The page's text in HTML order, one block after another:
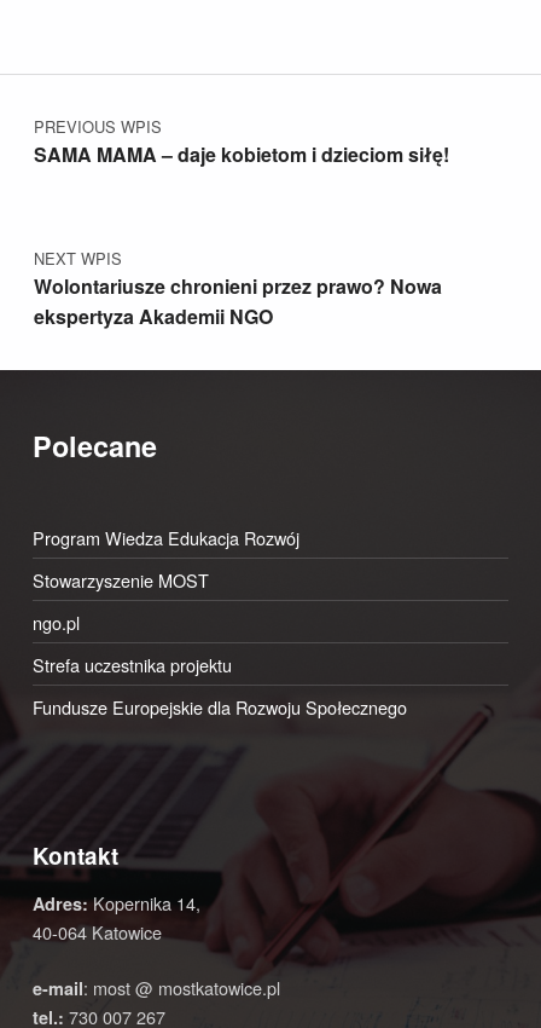
Nawigacja wpisu
PREVIOUS WPIS
SAMA MAMA – daje kobietom i dzieciom siłę!
NEXT WPIS
Wolontariusze chronieni przez prawo? Nowa
ekspertyza Akademii NGO
Polecane
Program Wiedza Edukacja Rozwój
Stowarzyszenie MOST
ngo.pl
Strefa uczestnika projektu
Fundusze Europejskie dla Rozwoju Społecznego
Kontakt
Adres:Kopernika 14,
40-064 Katowice
e-mail: most @ mostkatowice.pl
tel.: 730 007 267